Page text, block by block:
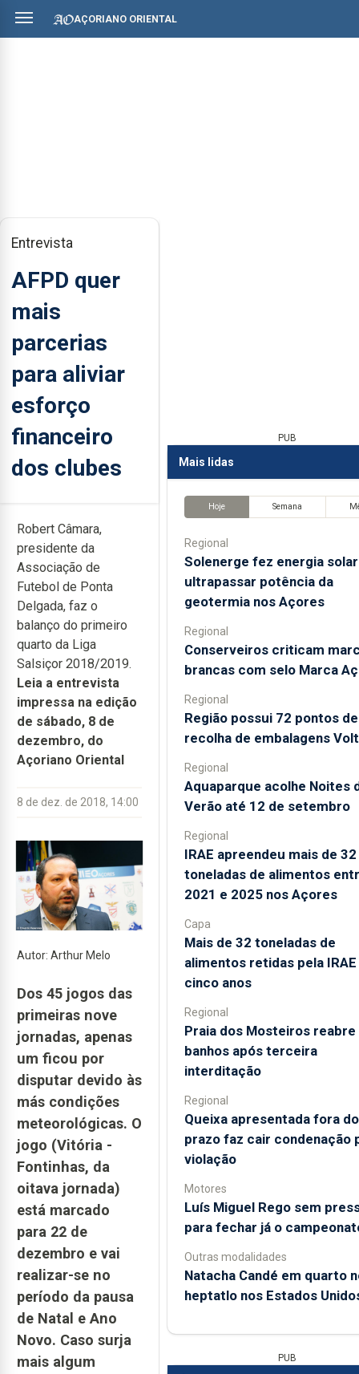
AÇORIANO ORIENTAL
Entrevista
AFPD quer
mais
parcerias
para aliviar
esforço
financeiro
dos clubes
Robert Câmara,
presidente da
Associação de
Futebol de Ponta
Delgada, faz o
balanço do primeiro
quarto da Liga
Salsiçor 2018/2019.
Leia a entrevista
impressa na edição
de sábado, 8 de
dezembro, do
Açoriano Oriental
8 de dez. de 2018, 14:00
Autor: Arthur Melo
Dos 45 jogos das
primeiras nove
jornadas, apenas
um ficou por
disputar devido às
más condições
meteorológicas. O
jogo (Vitória -
Fontinhas, da
oitava jornada)
está marcado
para 22 de
dezembro e vai
realizar-se no
período da pausa
de Natal e Ano
Novo. Caso surja
mais algum
PUB
Mais lidas
Hoje Semana
Regional
Solenerge fez energia solar
ultrapassar potência da
geotermia nos Açores
Regional
Conserveiros criticam
brancas com selo Marca
Regional
Região possui 72 pontos de
recolha de embalagens
Regional
Aquaparque acolhe Noites
Verão até 12 de setembro
Regional
IRAE apreendeu mais de 32
toneladas de alimentos
2021 e 2025 nos Açores
Capa
Mais de 32 toneladas de
alimentos retidas pela
cinco anos
Regional
Praia dos Mosteiros reabre
banhos após terceira
interditação
Regional
Queixa apresentada fora do
prazo faz cair condenação
violação
Motores
Luís Miguel Rego sem
para fechar já o
Outras modalidades
Natacha Candé em quarto
heptatlo nos Estados
PUB